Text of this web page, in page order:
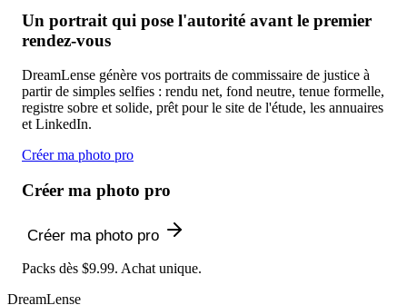
Un portrait qui pose l'autorité avant le premier
rendez-vous
DreamLense génère vos portraits de commissaire de justice à
partir de simples selfies : rendu net, fond neutre, tenue formelle,
registre sobre et solide, prêt pour le site de l'étude, les annuaires
et LinkedIn.
Créer ma photo pro
Créer ma photo pro
Créer ma photo pro
Packs dès $9.99. Achat unique.
DreamLense